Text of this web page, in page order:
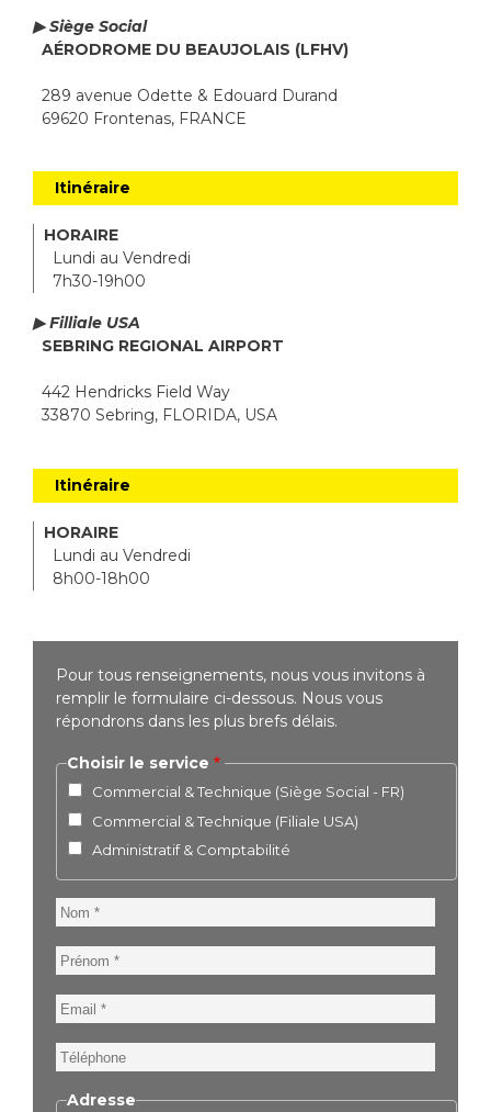
▶ Siège Social
AÉRODROME DU BEAUJOLAIS (LFHV)
289 avenue Odette & Edouard Durand
69620 Frontenas, FRANCE
Itinéraire
HORAIRE
Lundi au Vendredi
7h30-19h00
▶ Filliale USA
SEBRING REGIONAL AIRPORT
442 Hendricks Field Way
33870 Sebring, FLORIDA, USA
Itinéraire
HORAIRE
Lundi au Vendredi
8h00-18h00
Pour tous renseignements, nous vous invitons à
remplir le formulaire ci-dessous. Nous vous
répondrons dans les plus brefs délais.
Choisir le service
Commercial & Technique (Siège Social - FR)
Commercial & Technique (Filiale USA)
Administratif & Comptabilité
Nom
Prénom
Email
Téléphone
Adresse